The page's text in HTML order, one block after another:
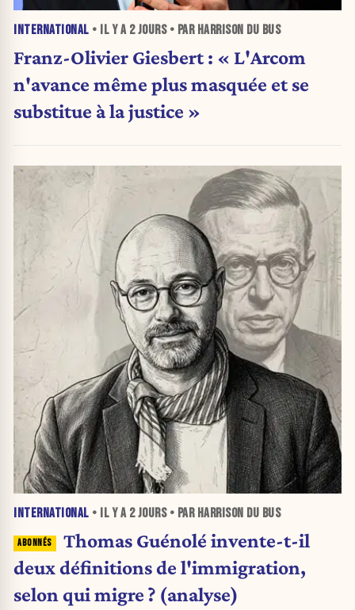
INTERNATIONAL • IL Y A 2 JOURS• PAR HARRISON DU BUS
Franz-Olivier Giesbert : « L'Arcom
n'avance même plus masquée et se
substitue à la justice »
INTERNATIONAL • IL Y A 2 JOURS• PAR HARRISON DU BUS
Thomas Guénolé invente-t-il
deux définitions de l'immigration,
selon qui migre ? (analyse)